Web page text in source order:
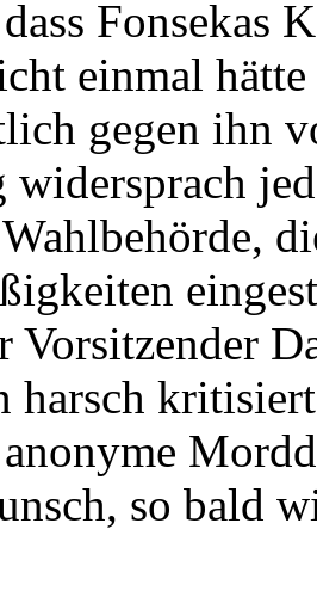
Fonsekas
einmal
gegen ihn
widersprach
Vorsitzender
harsch
so bald